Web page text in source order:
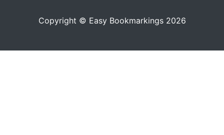
Copyright © Easy Bookmarkings 2026